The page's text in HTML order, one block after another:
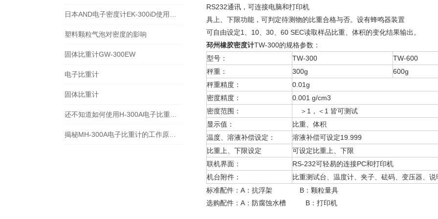
塑料颗粒气泡对密度的影响
固体比重计GW-300EW
电子比重计
固体比重计
RS232通讯，可连接电脑和打印机
具上、下限功能，可判定待测物的比重合格与否。设有蜂鸣器装置
可自由设定1、10、30、60 SEC读取样品比重、体积的变化结果输出。
邳州橡胶密度计TW-300的规格参数：
型号：
TW-300
TW-600
秤重：
300g
600g
秤重精度：
0.01g
密度精度：
0.001 g/cm3
密度范围：
＞1，＜1 皆可测试
显示值：
比重、体积
温度、溶液补偿设定：
溶液补偿可设定19.999
比重上、下限设定
可设定比重上、下限
联机界面：
RS-232可轻易的连接PC和打印机
机台附件：
比重测试台、温度计、夹子、砝码、变压器、说
标准配件：A：抗浮架 B：颗粒量具
选购配件：A：防腐蚀水槽 B：打印机